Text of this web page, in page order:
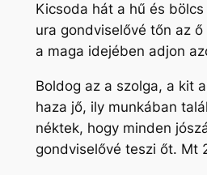
Kicsoda hát a hű és
ura gondviselővé tőn az
a maga idejében adjon
Boldog az a szolga, a kit
haza jő, ily munkában
néktek, hogy minden
gondviselővé teszi őt. Mt